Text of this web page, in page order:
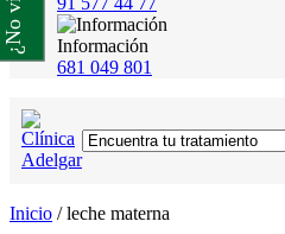
Información
681 049 801
Inicio /leche materna